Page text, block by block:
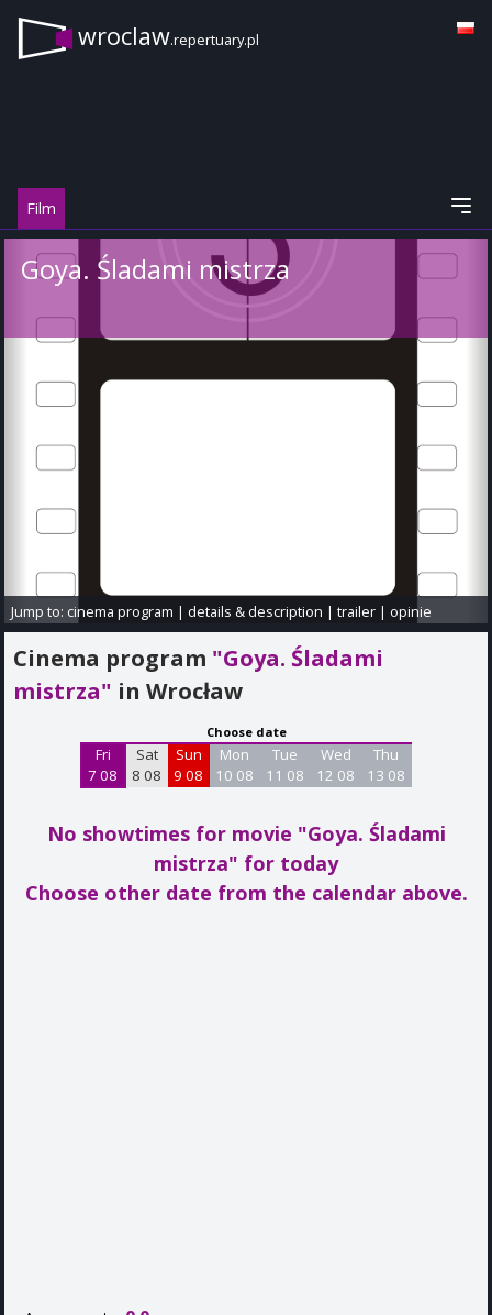
wroclaw.repertuary.pl
Film
Goya. Śladami mistrza
Jump to: cinema program |details & description |trailer |opinie
Cinema program "Goya. Śladami
mistrza" in Wrocław
Choose date
Fri
7 08
Sat
8 08
Sun
9 08
Mon
10 08
Tue
11 08
Wed
12 08
Thu
13 08
No showtimes for movie "Goya. Śladami
mistrza" for today
Choose other date from the calendar above.